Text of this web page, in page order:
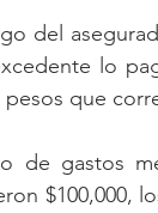
del
lo
que
de gastos
$100,000,